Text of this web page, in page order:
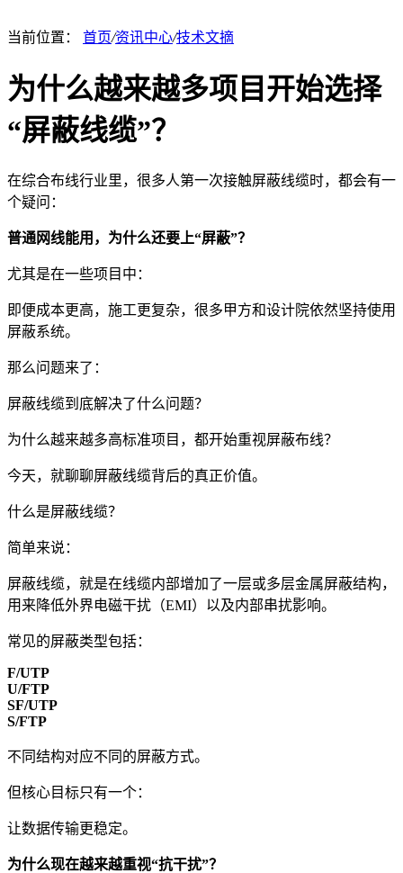
当前位置： 首页/资讯中心/技术文摘
为什么越来越多项目开始选择
“屏蔽线缆”？
在综合布线行业里，很多人第一次接触屏蔽线缆时，都会有一
个疑问：
普通网线能用，为什么还要上“屏蔽”？
尤其是在一些项目中：
即便成本更高，施工更复杂，很多甲方和设计院依然坚持使用
屏蔽系统。
那么问题来了：
屏蔽线缆到底解决了什么问题？
为什么越来越多高标准项目，都开始重视屏蔽布线？
今天，就聊聊屏蔽线缆背后的真正价值。
什么是屏蔽线缆？
简单来说：
屏蔽线缆，就是在线缆内部增加了一层或多层金属屏蔽结构，
用来降低外界电磁干扰（EMI）以及内部串扰影响。
常见的屏蔽类型包括：
F/UTP
U/FTP
SF/UTP
S/FTP
不同结构对应不同的屏蔽方式。
但核心目标只有一个：
让数据传输更稳定。
为什么现在越来越重视“抗干扰”？